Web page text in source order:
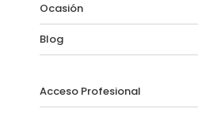
Ocasión
Blog
Acceso Profesional